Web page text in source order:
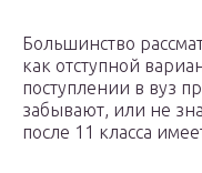
Большинство
как отступной
поступлении в вуз
забывают, или не
после 11 класса